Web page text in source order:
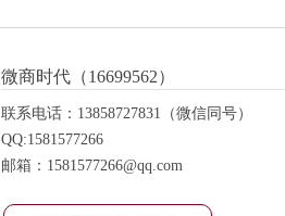
微商时代（16699562）
联系电话：13858727831（微信同号）
QQ:1581577266
邮箱：1581577266@qq.com